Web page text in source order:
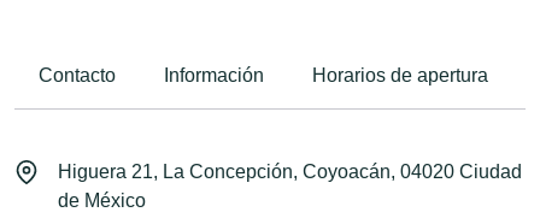
Contacto Información Horarios de apertura
Higuera 21, La Concepción, Coyoacán, 04020 Ciudad
de México